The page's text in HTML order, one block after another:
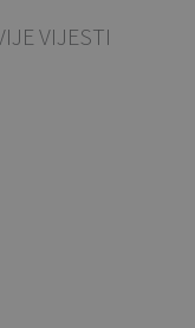
VIJESTI